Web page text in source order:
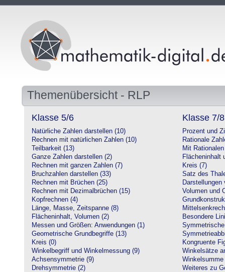
Themenübersicht - RLP
Klasse 5/6
Natürliche Zahlen darstellen (10)
Rechnen mit natürlichen Zahlen (10)
Teilbarkeit (13)
Ganze Zahlen darstellen (2)
Rechnen mit ganzen Zahlen (7)
Bruchzahlen darstellen (33)
Rechnen mit Brüchen (25)
Rechnen mit Dezimalbrüchen (15)
Kopfrechnen (4)
Länge, Masse, Zeitspanne (8)
Flächeninhalt, Volumen (2)
Messen und Größen: Anwendungen (1)
Geometrische Grundbegriffe (13)
Kreis (0)
Winkelbegriff und Winkelmessung (9)
Achsensymmetrie (9)
Drehsymmetrie (2)
Klasse 7/8
Prozent und
Rationale
Mit
Flächeninhalt
Kreis (7)
Satz des
Darstellungen
Volumen und
Besondere
Kongruente
Winkelsätze
Weiteres zu